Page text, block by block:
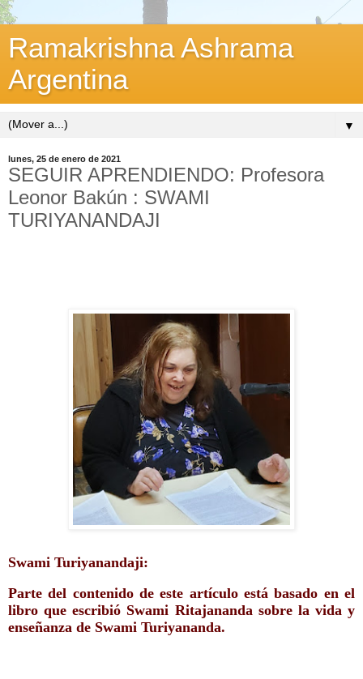
Ramakrishna Ashrama
Argentina
▼
lunes, 25 de enero de 2021
SEGUIR APRENDIENDO: Profesora
Leonor Bakún : SWAMI
TURIYANANDAJI
Swami Turiyanandaji:
Parte del contenido de este artículo está basado en el
libro que escribió Swami Ritajananda sobre la vida y
enseñanza de Swami Turiyananda.